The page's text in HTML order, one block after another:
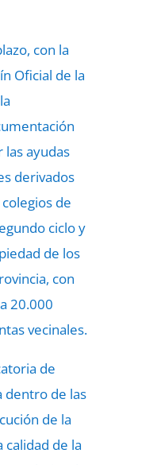
con la
Oficial de la
las ayudas
derivados
de
ciclo y
de los
con
20.000
vecinales.
de
dentro de las
de la
calidad de la